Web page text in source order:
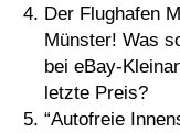
Der Flughafen
Münster! Was
bei eBay-
letzte Preis?
“Autofreie